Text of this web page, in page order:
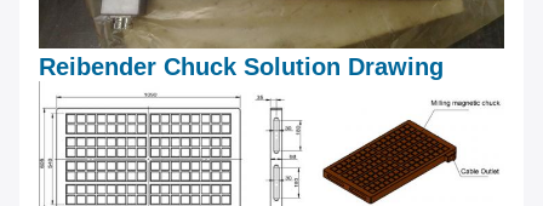
Reibender Chuck Solution Drawing